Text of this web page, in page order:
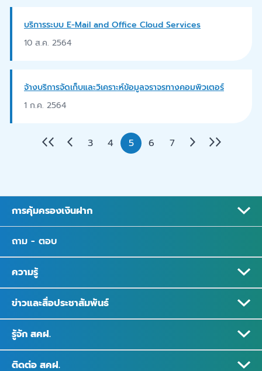
บริการระบบ E-Mail and Office Cloud Services
10 ส.ค. 2564
จ้างบริการจัดเก็บและวิเคราะห์ข้อมูลจราจรทางคอมพิวเตอร์
1 ก.ค. 2564
3 4 5 6 7
การคุ้มครองเงินฝาก
ถาม - ตอบ
ความรู้
ข่าวและสื่อประชาสัมพันธ์
รู้จัก สคฝ.
ติดต่อ สคฝ.